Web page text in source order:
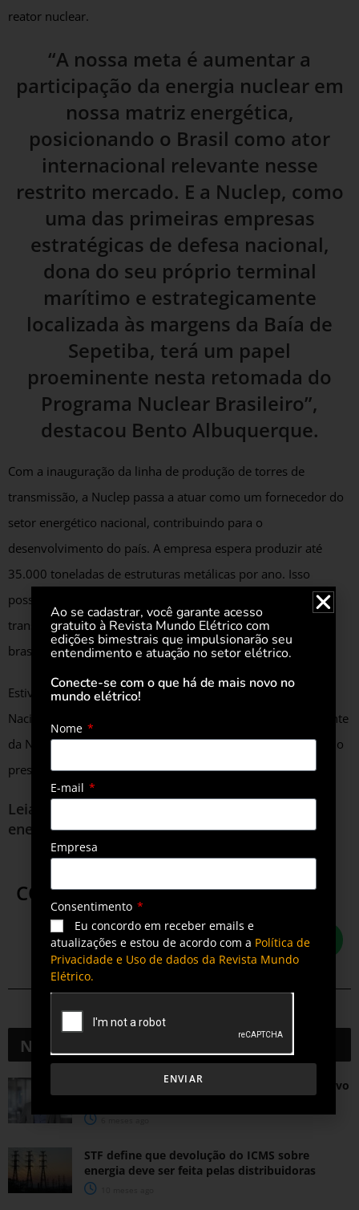
reator nuclear.
“A nossa meta é aumentar a
participação da energia nuclear em
nossa matriz energética,
posicionando o Brasil como ator
internacional relevante nesse
restrito mercado. E a Nuclep, como
uma das primeiras empresas
estratégicas de defesa nacional,
dona do seu próprio terminal
marítimo e estrategicamente
localizada às margens da Baía de
Sepetiba, terá um papel
proeminente nesta retomada do
Programa Nuclear Brasileiro”,
destacou Bento Albuquerque.
Com a inauguração da linha de produção de torres de
transmissão, a Nuclep passa a atuar como um fornecedor do
setor energético nacional, contribuindo para o
desenvolvimento do país. A empresa espera produzir até
35.000 toneladas de estruturas metálicas por ano. Isso
possibilitará a instalação anual de 1.500km de linhas de
transmissão e a chegada de energia elétrica a milhões de
brasileiros.
Estiveram presentes também o diretor-geral do Operador
Nacional do Sistema Elétrico, Luiz Carlos Ciocchi, o presidente
da Nuclep, Carlos Henrique Seixas, diretores da empresa, e o
presidente da Eletronuclear, Leonam Guimarães.
Leia mais sobre o
energia
COMPARTILHE ESTA POSTAGEM
Notícias
Crescimento da transmissão elétrica exige novo
patamar técnico na elevação de cargas
STF define que devolução do ICMS sobre
energia deve ser feita pelas distribuidoras
Ao se cadastrar, você garante acesso
gratuito à Revista Mundo Elétrico com
edições bimestrais que impulsionarão seu
entendimento e atuação no setor elétrico.
Conecte-se com o que há de mais novo no
mundo elétrico!
Nome
E-mail
Empresa
Consentimento
Eu concordo em receber emails e
atualizações e estou de acordo com a Política de
Privacidade e Uso de dados da Revista Mundo
Elétrico.
ENVIAR